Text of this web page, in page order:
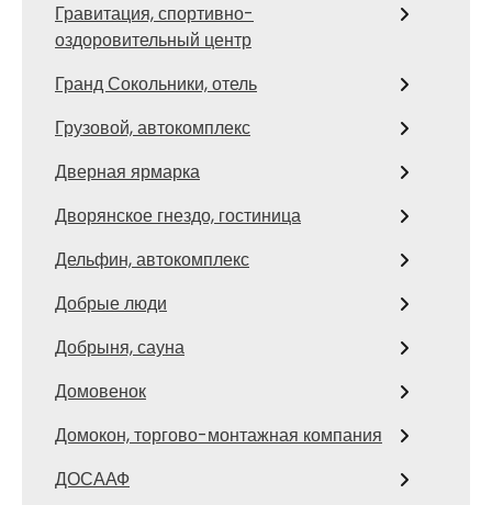
Гравитация, спортивно-
оздоровительный центр
Гранд Сокольники, отель
Грузовой, автокомплекс
Дверная ярмарка
Дворянское гнездо, гостиница
Дельфин, автокомплекс
Добрые люди
Добрыня, сауна
Домовенок
Домокон, торгово-монтажная компания
ДОСААФ